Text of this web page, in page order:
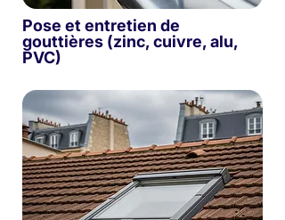
Pose et entretien de
gouttières (zinc, cuivre, alu,
PVC)